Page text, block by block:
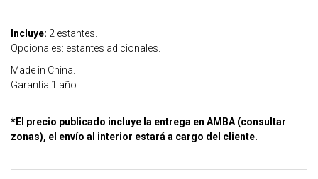
Incluye: 2 estantes.
Opcionales: estantes adicionales.
Made in China.
Garantía 1 año.
*El precio publicado incluye la entrega en AMBA (consultar
zonas), el envío al interior estará a cargo del cliente.